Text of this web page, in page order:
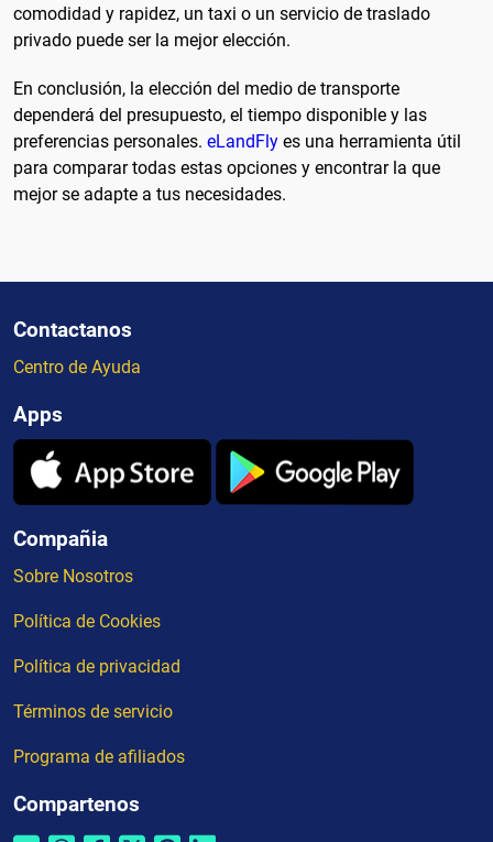
comodidad y rapidez, un taxi o un servicio de traslado
privado puede ser la mejor elección.
En conclusión, la elección del medio de transporte
dependerá del presupuesto, el tiempo disponible y las
preferencias personales. eLandFly es una herramienta útil
para comparar todas estas opciones y encontrar la que
mejor se adapte a tus necesidades.
Contactanos
Centro de Ayuda
Apps
Compañia
Sobre Nosotros
Política de Cookies
Política de privacidad
Términos de servicio
Programa de afiliados
Compartenos